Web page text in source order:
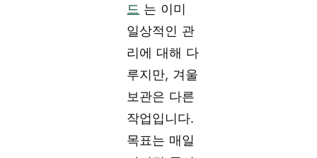
드 는 이미
일상적인 관
리에 대해 다
루지만, 겨울
보관은 다른
작업입니다.
목표는 매일